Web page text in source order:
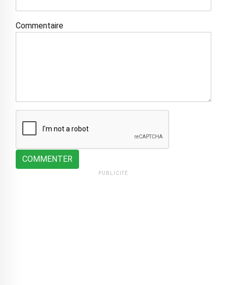
Commentaire
COMMENTER
PUBLICITÉ